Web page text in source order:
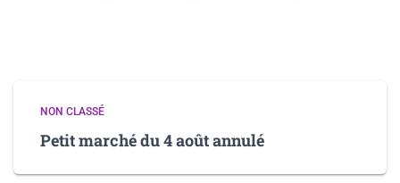
NON CLASSÉ
Petit marché du 4 août annulé